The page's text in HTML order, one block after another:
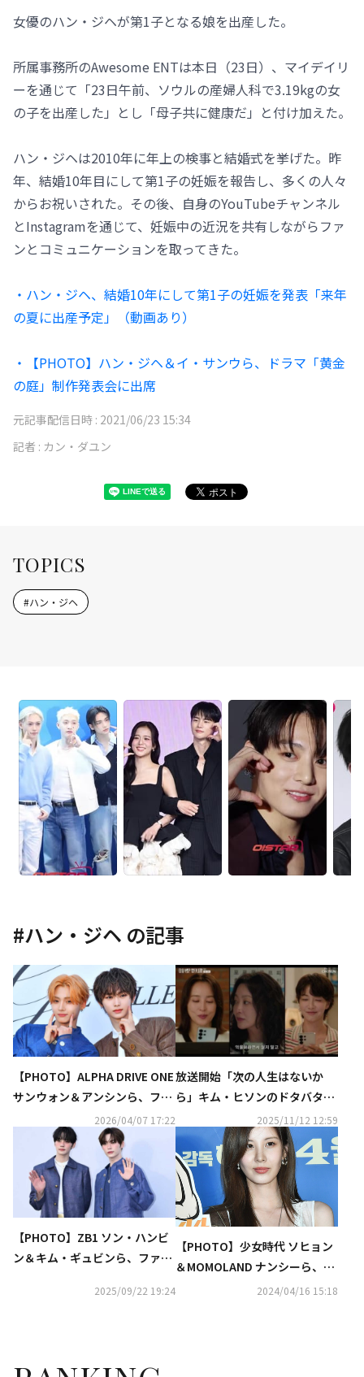
女優のハン・ジヘが第1子となる娘を出産した。
所属事務所のAwesome ENTは本日（23日）、マイデイリ
ーを通じて「23日午前、ソウルの産婦人科で3.19kgの女
の子を出産した」とし「母子共に健康だ」と付け加えた。
ハン・ジヘは2010年に年上の検事と結婚式を挙げた。昨
年、結婚10年目にして第1子の妊娠を報告し、多くの人々
からお祝いされた。その後、自身のYouTubeチャンネル
とInstagramを通じて、妊娠中の近況を共有しながらファ
ンとコミュニケーションを取ってきた。
・ハン・ジヘ、結婚10年にして第1子の妊娠を発表「来年
の夏に出産予定」（動画あり）
・【PHOTO】ハン・ジヘ＆イ・サンウら、ドラマ「黄金
の庭」制作発表会に出席
元記事配信日時 : 2021/06/23 15:34
記者 : カン・ダユン
TOPICS
#ハン・ジヘ
#ハン・ジヘ の記事
【PHOTO】ALPHA DRIVE ONE
サンウォン＆アンシンら、ファ
ッションブランド「MISS GEE C
OLLECTION」のイベントに出
2026/04/07 17:22
放送開始「次の人生はないか
ら」キム・ヒソンのドタバタ生
活に注目【ネタバレあり】
2025/11/12 12:59
【PHOTO】ZB1 ソン・ハンビ
ン＆キム・ギュビンら、ファッ
LLECTION」のイベントに出席
2025/09/22 19:24
【PHOTO】少女時代 ソヒョン
＆MOMOLAND ナンシーら、映
画「犯罪都市4」VIP試写会に出
2024/04/16 15:18